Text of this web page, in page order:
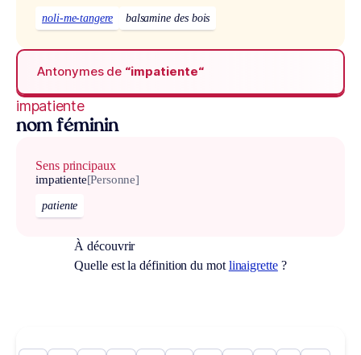
noli-me-tangere balsamine des bois
Antonymes de “impatiente“
impatiente
nom féminin
Sens principaux
impatiente[Personne]
patiente
À découvrir
Quelle est la définition du mot linaigrette?